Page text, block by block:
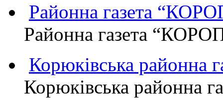
Районна газета
Районна газета
Корюківська районна
Корюківська районна